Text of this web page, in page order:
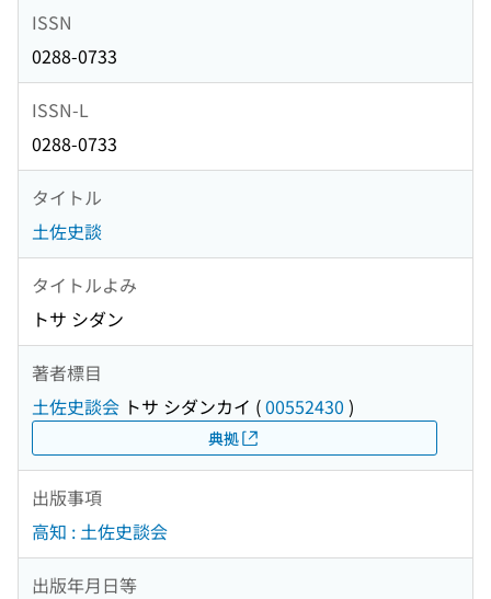
ISSN
0288-0733
ISSN-L
0288-0733
タイトル
土佐史談
タイトルよみ
トサ シダン
著者標目
土佐史談会 トサ シダンカイ (00552430 )
典拠
出版事項
高知 : 土佐史談会
出版年月日等